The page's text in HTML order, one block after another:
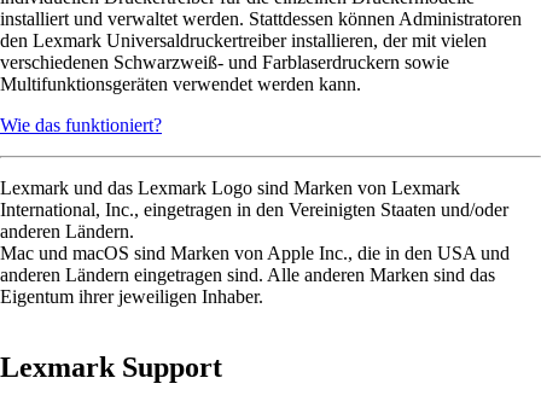
installiert und verwaltet werden. Stattdessen können Administratoren
den Lexmark Universaldruckertreiber installieren, der mit vielen
verschiedenen Schwarzweiß- und Farblaserdruckern sowie
Multifunktionsgeräten verwendet werden kann.
Wie das funktioniert?
Lexmark und das Lexmark Logo sind Marken von Lexmark
International, Inc., eingetragen in den Vereinigten Staaten und/oder
anderen Ländern.
Mac und macOS sind Marken von Apple Inc., die in den USA und
anderen Ländern eingetragen sind. Alle anderen Marken sind das
Eigentum ihrer jeweiligen Inhaber.
Lexmark Support